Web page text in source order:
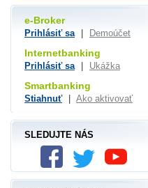
e-Broker
Prihlásiť sa Demoúčet
Internetbanking
Prihlásiť sa Ukážka
Smartbanking
Stiahnuť Ako aktivovať
SLEDUJTE NÁS